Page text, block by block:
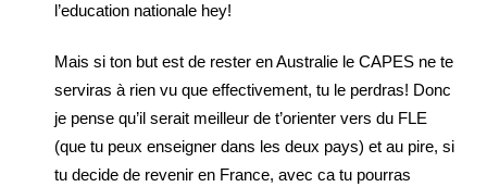
l’education nationale hey!
Mais si ton but est de rester en Australie le CAPES ne te
serviras à rien vu que effectivement, tu le perdras! Donc
je pense qu’il serait meilleur de t’orienter vers du FLE
(que tu peux enseigner dans les deux pays) et au pire, si
tu decide de revenir en France, avec ca tu pourras